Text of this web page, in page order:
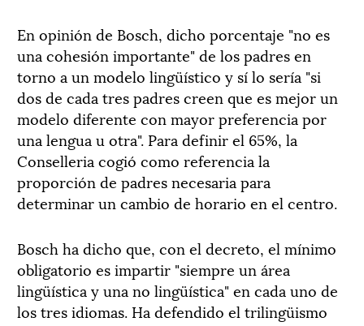
En opinión de Bosch, dicho porcentaje "no es
una cohesión importante" de los padres en
torno a un modelo lingüístico y sí lo sería "si
dos de cada tres padres creen que es mejor un
modelo diferente con mayor preferencia por
una lengua u otra". Para definir el 65%, la
Conselleria cogió como referencia la
proporción de padres necesaria para
determinar un cambio de horario en el centro.
Bosch ha dicho que, con el decreto, el mínimo
obligatorio es impartir "siempre un área
lingüística y una no lingüística" en cada uno de
los tres idiomas. Ha defendido el trilingüismo